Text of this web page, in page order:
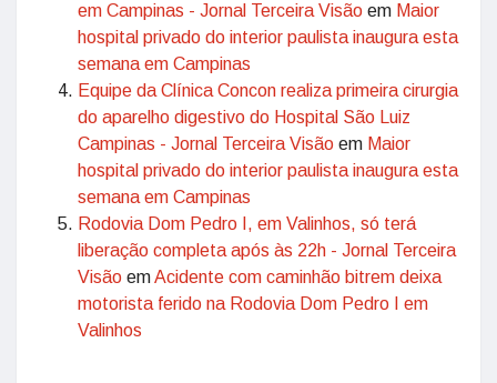
em Campinas - Jornal Terceira Visão em Maior
hospital privado do interior paulista inaugura esta
semana em Campinas
Equipe da Clínica Concon realiza primeira cirurgia
do aparelho digestivo do Hospital São Luiz
Campinas - Jornal Terceira Visão em Maior
hospital privado do interior paulista inaugura esta
semana em Campinas
Rodovia Dom Pedro I, em Valinhos, só terá
liberação completa após às 22h - Jornal Terceira
Visão emAcidente com caminhão bitrem deixa
motorista ferido na Rodovia Dom Pedro I em
Valinhos